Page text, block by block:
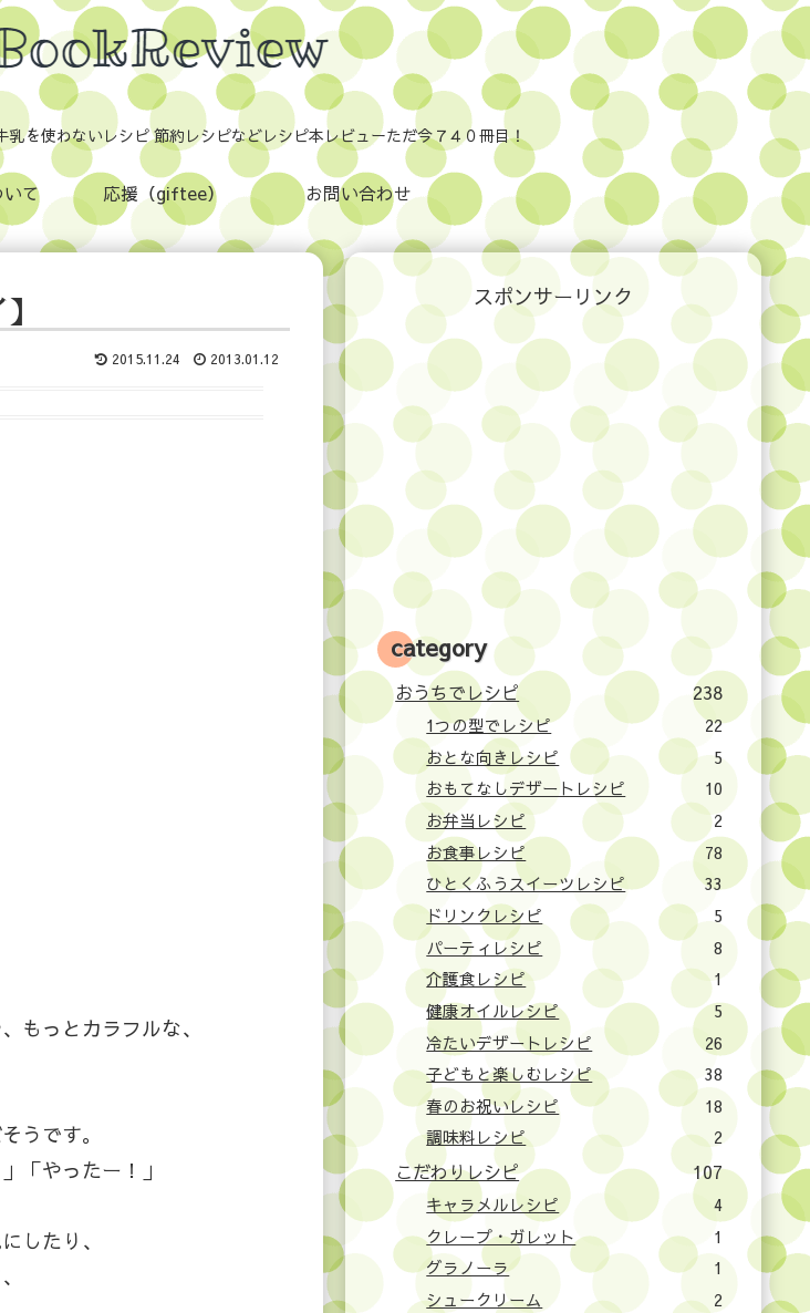
を使わないレシピ 節約レシピなどレシピ本レビューただ今７４０冊目！
て 応援（giftee） お問い合わせ
2015.11.24 2013.01.12
もっとカラフルな、
うです。
「やったー！」
したり、
スポンサーリンク
category
おうちでレシピ 238
1つの型でレシピ
22
おとな向きレシピ
5
おもてなしデザートレシピ
10
お弁当レシピ
2
お食事レシピ
78
ひとくふうスイーツレシピ
33
ドリンクレシピ
5
パーティレシピ
8
介護食レシピ
1
健康オイルレシピ
5
冷たいデザートレシピ
26
子どもと楽しむレシピ
38
春のお祝いレシピ
18
調味料レシピ
2
こだわりレシピ 107
キャラメルレシピ
4
クレープ・ガレット
1
グラノーラ
1
シュークリーム
2